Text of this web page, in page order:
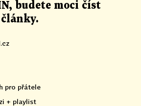
budete moci číst
články.
pro přátele
+ playlist